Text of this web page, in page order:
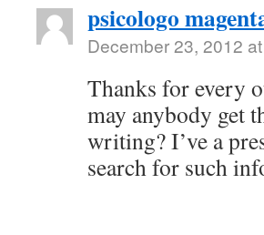
psicologo
December 23, 2012
Thanks for every
may anybody get
writing? I’ve a
search for such